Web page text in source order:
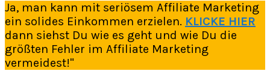
Ja, man kann mit seriösem Affiliate Marketing
ein solides Einkommen erzielen. KLICKE HIER
dann siehst Du wie es geht und wie Du die
größten Fehler im Affiliate Marketing
vermeidest!"